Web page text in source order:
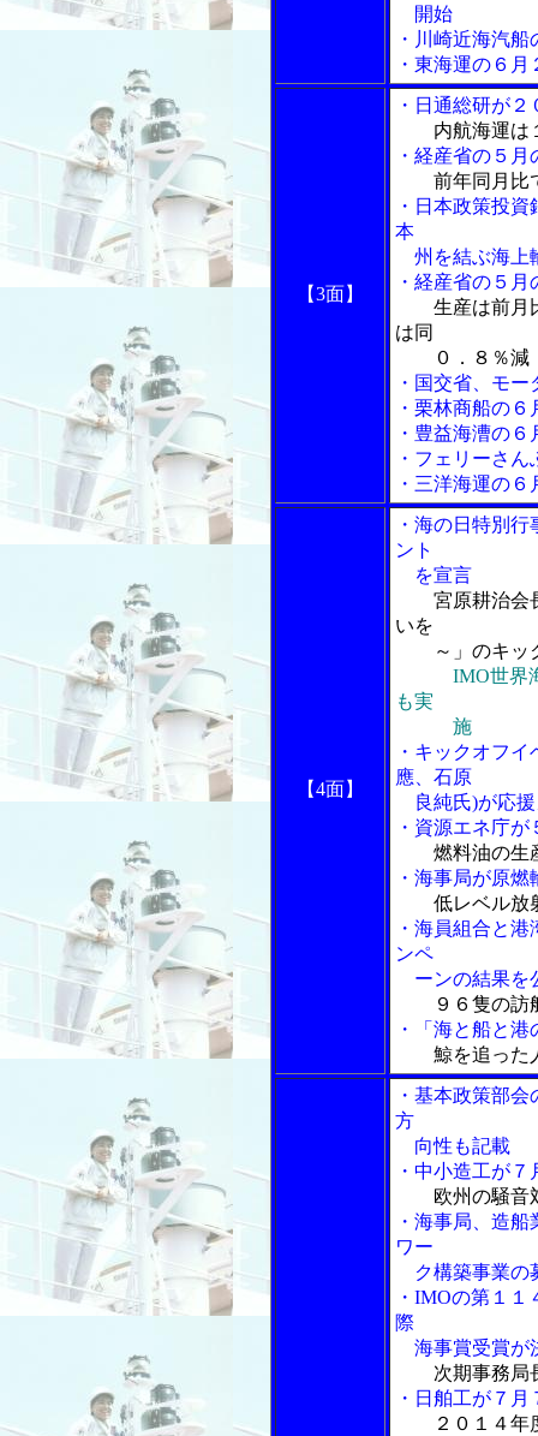
開始
・川崎近海汽
・東海運の６
【3面】
・日通総研が
内航海運は
・経産省の５
前年同月比
・日本政策投
本
州を結ぶ海上
・経産省の５
生産は前月
は同
０．８％減
・国交省、モ
・栗林商船の
・豊益海漕の
・フェリーさ
・三洋海運の
【4面】
・海の日特別
ント
を宣言
宮原耕治会
いを
～」のキッ
IMO世界
も実
施
・キックオフ
應、石原
良純氏)が応援
・資源エネ庁
燃料油の生
・海事局が原
低レベル放
・海員組合と
ンペ
ーンの結果を
９６隻の訪
・「海と船と
鯨を追っ
・基本政策部
方
向性も記載
・中小造工が
欧州の騒音
・海事局、造
ワー
ク構築事業の
・IMOの第１
際
海事賞受賞が
次期事務局
・日舶工が７
２０１４